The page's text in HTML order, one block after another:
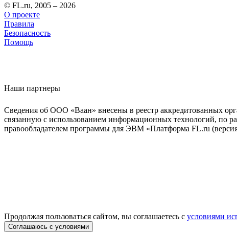
© FL.ru, 2005 – 2026
О проекте
Правила
Безопасность
Помощь
Наши партнеры
Сведения об ООО «Ваан» внесены в реестр аккредитованных
связанную с использованием информационных технологий, по
правообладателем программы для ЭВМ «Платформа FL.ru
Продолжая пользоваться сайтом, вы соглашаетесь с условиями
Соглашаюсь с условиями